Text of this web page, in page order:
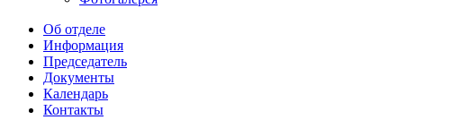
Об отделе
Информация
Председатель
Документы
Календарь
Контакты